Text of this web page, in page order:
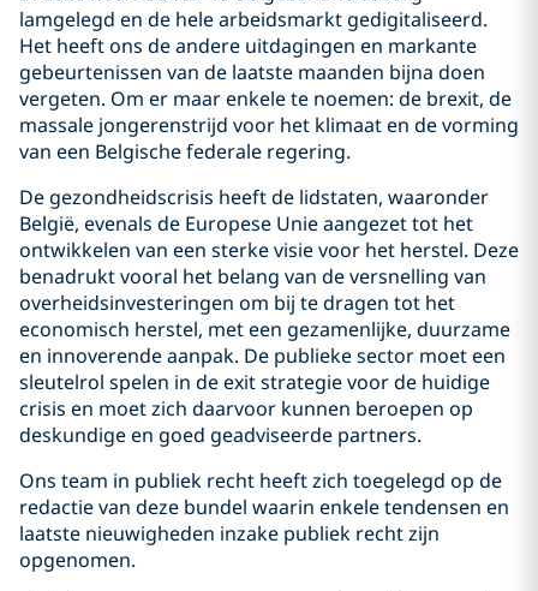
lamgelegd en de hele arbeidsmarkt gedigitaliseerd.
Het heeft ons de andere uitdagingen en markante
gebeurtenissen van de laatste maanden bijna doen
vergeten. Om er maar enkele te noemen: de brexit, de
massale jongerenstrijd voor het klimaat en de vorming
van een Belgische federale regering.
De gezondheidscrisis heeft de lidstaten, waaronder
België, evenals de Europese Unie aangezet tot het
ontwikkelen van een sterke visie voor het herstel. Deze
benadrukt vooral het belang van de versnelling van
overheidsinvesteringen om bij te dragen tot het
economisch herstel, met een gezamenlijke, duurzame
en innoverende aanpak. De publieke sector moet een
sleutelrol spelen in de exit strategie voor de huidige
crisis en moet zich daarvoor kunnen beroepen op
deskundige en goed geadviseerde partners.
Ons team in publiek recht heeft zich toegelegd op de
redactie van deze bundel waarin enkele tendensen en
laatste nieuwigheden inzake publiek recht zijn
opgenomen.